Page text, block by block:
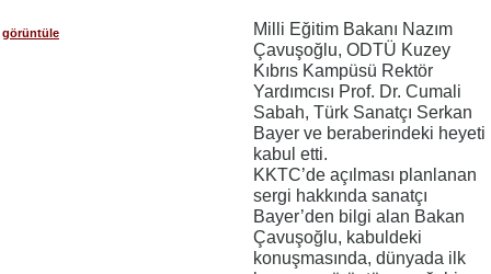
görüntüle
Milli Eğitim Bakanı Nazım
Çavuşoğlu, ODTÜ Kuzey
Kıbrıs Kampüsü Rektör
Yardımcısı Prof. Dr. Cumali
Sabah, Türk Sanatçı Serkan
Bayer ve beraberindeki heyeti
kabul etti.
KKTC’de açılması planlanan
sergi hakkında sanatçı
Bayer’den bilgi alan Bakan
Çavuşoğlu, kabuldeki
konuşmasında, dünyada ilk